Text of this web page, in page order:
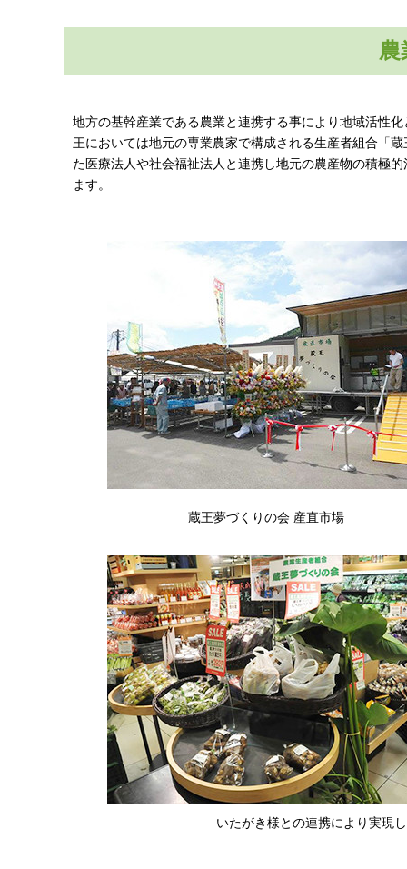
農
地方の基幹産業である農業と連携する事により地域活性
王においては地元の専業農家で構成される生産者組合「
た医療法人や社会福祉法人と連携し地元の農産物の積極
ます。
蔵王夢づくりの会 産直市場
いたがき様との連携により実現